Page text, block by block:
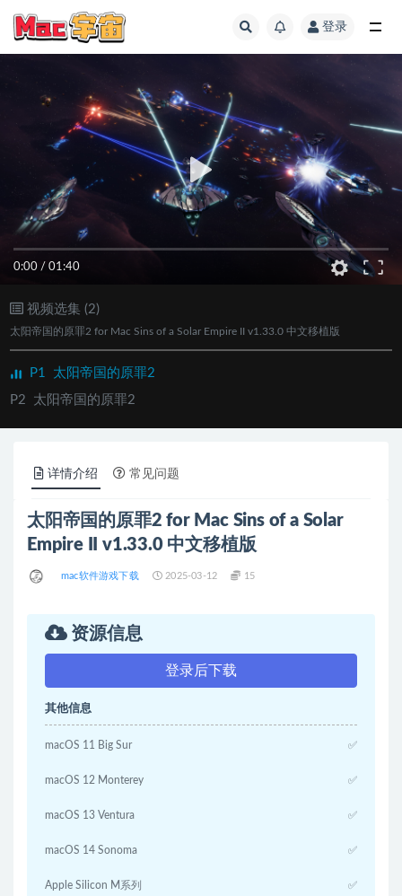
登录
0:00 / 01:40
视频选集 (2)
太阳帝国的原罪2 for Mac Sins of a Solar Empire II v1.33.0 中文移植版
P1
太阳帝国的原罪2
P2
太阳帝国的原罪2
详情介绍 常见问题
太阳帝国的原罪2 for Mac Sins of a Solar
Empire II v1.33.0 中文移植版
mac软件游戏下载 2025-03-12 15
资源信息
登录后下载
其他信息
macOS 11 Big Sur ✅
macOS 12 Monterey ✅
macOS 13 Ventura ✅
macOS 14 Sonoma ✅
Apple Silicon M系列 ✅